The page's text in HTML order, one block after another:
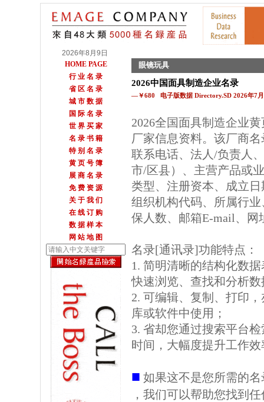
2026年8月9日
HOME PAGE
行 业 名 录
省 区 名 录
城 市 数 据
国 际 名 录
世 界 买 家
名 录 书 籍
特 别 名 录
黄 页 号 簿
展 商 名 录
免 费 资 源
关 于 我 们
在 线 订 购
数 据 样 本
网 站 地 图
眼镜玩具
2026中国面具制造企业名录
—￥680 电子版数据 Directory.SD 2026年7
2026全国面具制造企业
厂家信息资料。该厂商
联系电话、法人/负责人
市/区县）、主营产品或
类型、注册资本、成立
组织机构代码、所属行
保人数、邮箱E-mail、网
名录[通讯录]功能特点：
1. 简明清晰的结构化数
快速浏览、查找和分析数
2. 可编辑、复制、打印
库或软件中使用；
3. 省却您通过搜索平台
时间，大幅度提升工作效
■ 如果这不是您所需的
，我们可以帮助您找到